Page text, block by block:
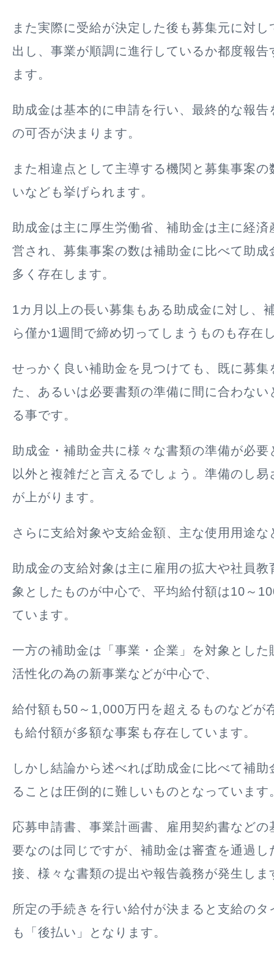
また実際に受給が決定した後も募集元に対
出し、事業が順調に進行しているか都度報告
ます。
助成金は基本的に申請を行い、最終的な報
の可否が決まります。
また相違点として主導する機関と募集事案
いなども挙げられます。
助成金は主に厚生労働省、補助金は主に経
営され、募集事案の数は補助金に比べて助成
多く存在します。
1カ月以上の長い募集もある助成金に対し、
ら僅か1週間で締め切ってしまうものも存在
せっかく良い補助金を見つけても、既に募集
た、あるいは必要書類の準備に間に合わない
る事です。
助成金・補助金共に様々な書類の準備が必
以外と複雑だと言えるでしょう。準備のし
が上がります。
さらに支給対象や支給金額、主な使用用途
助成金の支給対象は主に雇用の拡大や社員
象としたものが中心で、 平均給付額は10～
ています。
一方の補助金は「事業・企業」を対象とした
活性化の為の新事業などが中心で、
給付額も50～1,000万円を超えるものなどが
も給付額が多額な事案も存在しています。
しかし結論から述べれば助成金に比べて補
ることは圧倒的に難しいものとなっています
応募申請書、事業計画書、雇用契約書などの
要なのは同じですが、補助金は審査を通過し
接、様々な書類の提出や報告義務が発生しま
所定の手続きを行い給付が決まると支給の
も
「後払い」 となります。